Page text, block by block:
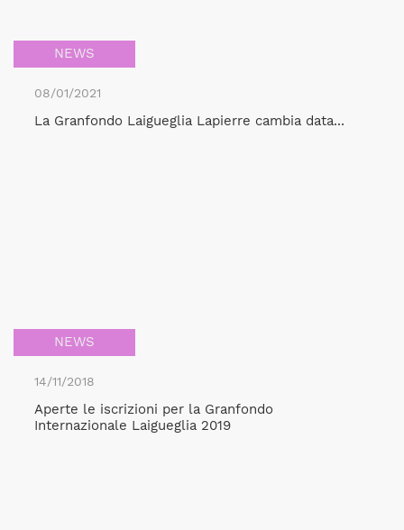
NEWS
08/01/2021
La Granfondo Laigueglia Lapierre cambia data...
NEWS
14/11/2018
Aperte le iscrizioni per la Granfondo
Internazionale Laigueglia 2019